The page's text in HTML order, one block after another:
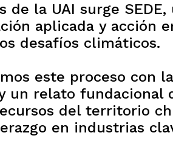
de la UAI surge
aplicada y acción
desafíos climáticos.
este proceso con
un relato fundacional
del territorio
en industrias